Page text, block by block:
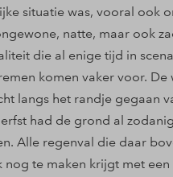
situatie was, vooral ook
natte, maar ook
die al enige tijd in
komen vaker voor.
langs het randje gegaan
had de grond al
Alle regenval die daar
nog te maken krijgt met